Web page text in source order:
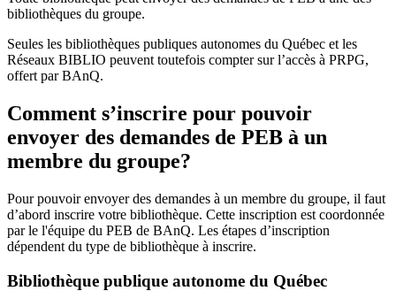
bibliothèques du groupe.
Seules les bibliothèques publiques autonomes du Québec et les
Réseaux BIBLIO peuvent toutefois compter sur l’accès à PRPG,
offert par BAnQ.
Comment s’inscrire pour pouvoir
envoyer des demandes de PEB à un
membre du groupe?
Pour pouvoir envoyer des demandes à un membre du groupe, il faut
d’abord inscrire votre bibliothèque. Cette inscription est coordonnée
par le l'équipe du PEB de BAnQ. Les étapes d’inscription
dépendent du type de bibliothèque à inscrire.
Bibliothèque publique autonome du Québec